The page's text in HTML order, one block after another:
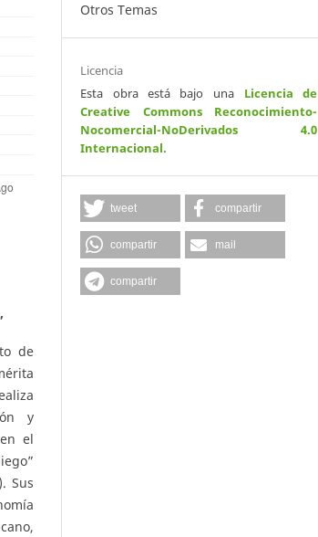
de
y
el
Sus
Otros Temas
Licencia
Esta obra está bajo una Licencia de
Creative Commons Reconocimiento-
Nocomercial-NoDerivados 4.0
Internacional.
tweet compartir
compartir mail
compartir